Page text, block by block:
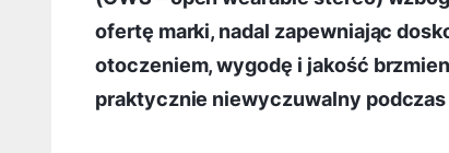
ofertę marki, nadal zapewniając
otoczeniem, wygodę i jakość
praktycznie niewyczuwalny podczas